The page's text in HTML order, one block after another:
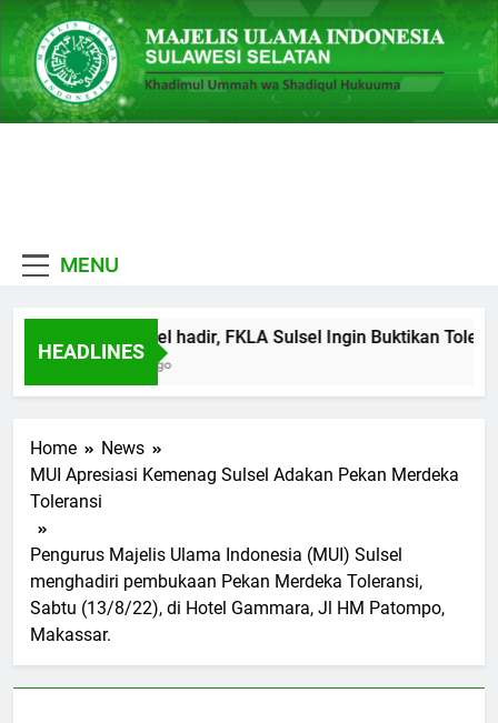
Skip
to
content
MENU
HEADLINES
MUI Sulsel hadir, FKLA Sulsel Ingin Buktikan
1 Minggu Ago
Home
News
MUI Apresiasi Kemenag Sulsel Adakan Pekan Merdeka
Toleransi
Pengurus Majelis Ulama Indonesia (MUI) Sulsel
menghadiri pembukaan Pekan Merdeka Toleransi,
Sabtu (13/8/22), di Hotel Gammara, Jl HM Patompo,
Makassar.